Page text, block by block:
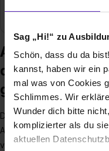
Sag „Hi!“ zu
Schön, dass du da
kannst, haben wir ein
mal was von Cookies
Schlimmes. Wir
Wunder dich bitte
komplizierter als du
aktuellen
Mitarbeiter
Ausbildung bei
des
gemeinnützige
Die Arbeit für und mit
Arbeitgeber aus. Die
vorwiegend durch einen